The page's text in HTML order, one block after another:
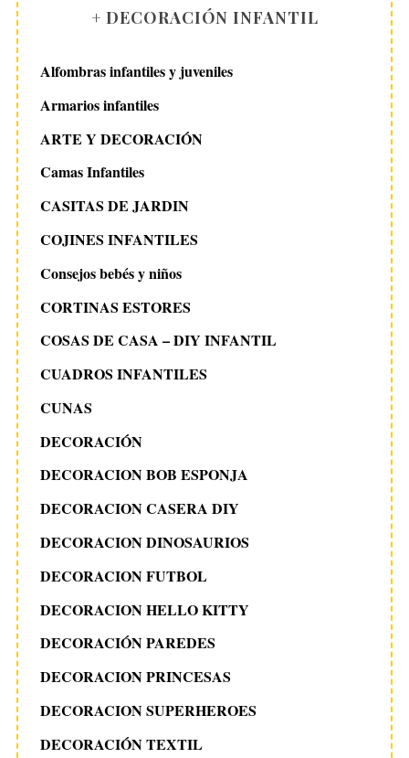
+ DECORACIÓN INFANTIL
Alfombras infantiles y juveniles
Armarios infantiles
ARTE Y DECORACIÓN
Camas Infantiles
CASITAS DE JARDIN
COJINES INFANTILES
Consejos bebés y niños
CORTINAS ESTORES
COSAS DE CASA – DIY INFANTIL
CUADROS INFANTILES
CUNAS
DECORACIÓN
DECORACION BOB ESPONJA
DECORACION CASERA DIY
DECORACION DINOSAURIOS
DECORACION FUTBOL
DECORACION HELLO KITTY
DECORACIÓN PAREDES
DECORACION PRINCESAS
DECORACION SUPERHEROES
DECORACIÓN TEXTIL